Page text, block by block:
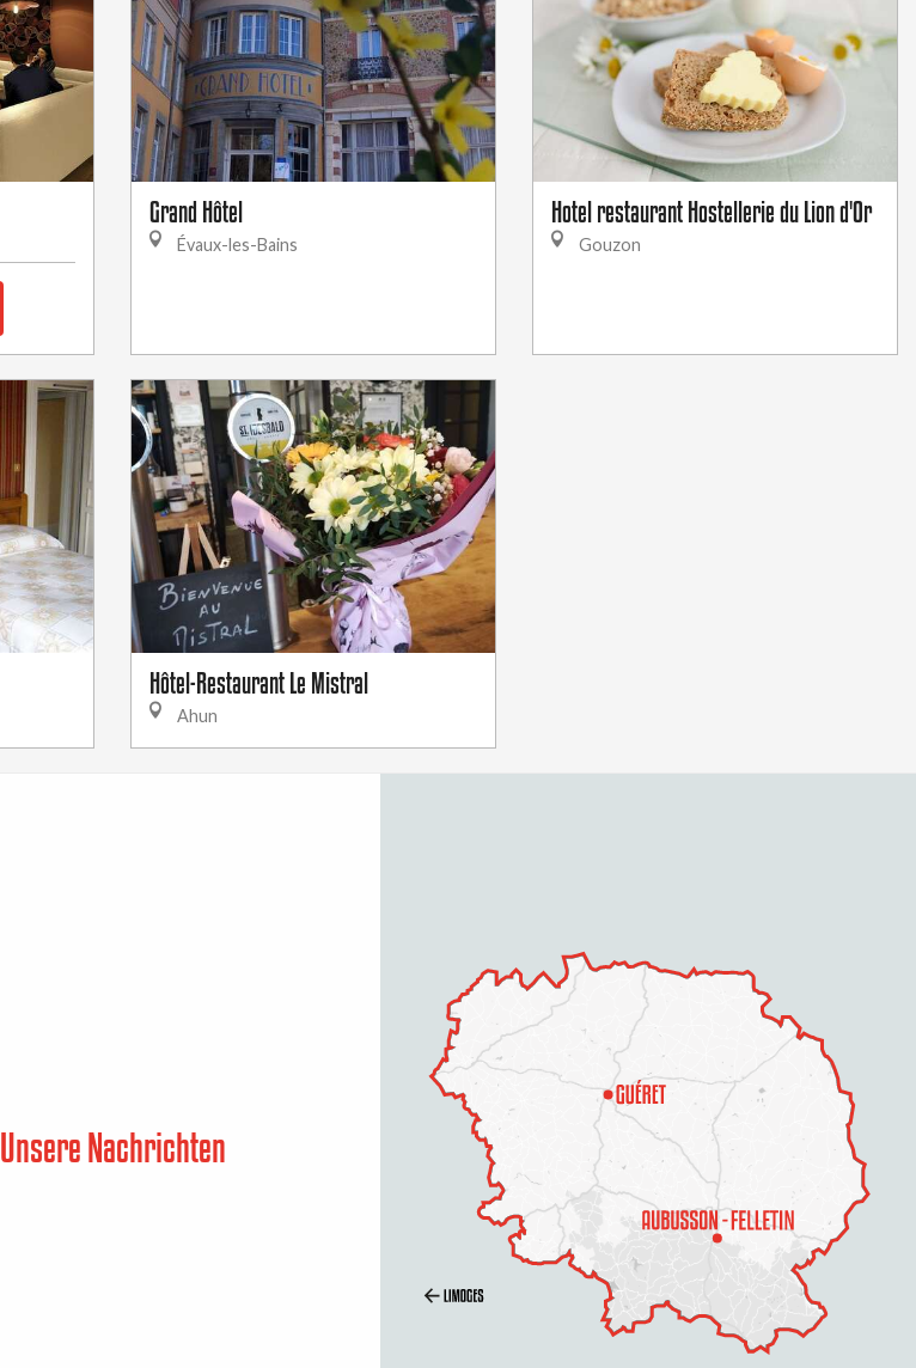
Grand Hôtel
Évaux-les-Bains
Hotel restaurant Hostellerie du Lion d'Or
Gouzon
Hôtel-Restaurant Le Mistral
Ahun
Unsere Nachrichten